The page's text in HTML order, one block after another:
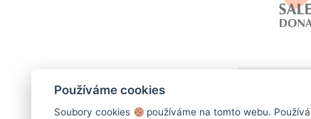
SALESKO - SALESIÁNSKÉ
Používáme cookies
Soubory cookies používáme na tomto webu.